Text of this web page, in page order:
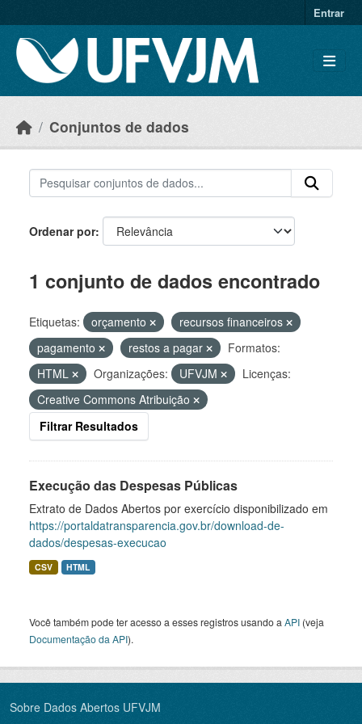
Entrar
Conjuntos de dados
Ordenar por
1 conjunto de dados encontrado
Etiquetas: orçamento
recursos financeiros
pagamento
restos a pagar
Formatos:
HTML
Organizações: UFVJM
Licenças:
Creative Commons Atribuição
Filtrar Resultados
Execução das Despesas Públicas
Extrato de Dados Abertos por exercício disponibilizado em
https://portaldatransparencia.gov.br/download-de-
dados/despesas-execucao
CSV HTML
Você também pode ter acesso a esses registros usando a API (veja
Documentação da API).
Sobre Dados Abertos UFVJM